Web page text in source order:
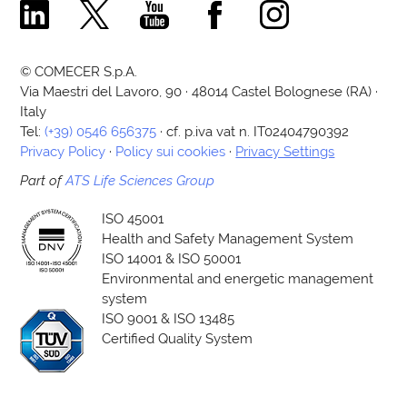
Comecer Linkedin Page
Comecer X PageComecer Youtube Channel
Comecer Facebook Page
Comecer Instagram
© COMECER S.p.A.
Via Maestri del Lavoro, 90 · 48014 Castel Bolognese (RA) ·
Italy
Tel:(+39) 0546 656375 · cf. p.iva vat n. IT02404790392
Privacy Policy · Policy sui cookies · Privacy Settings
Part ofATS Life Sciences Group
ISO 45001
Health and Safety Management System
ISO 14001 & ISO 50001
Environmental and energetic management
system
ISO 9001 & ISO 13485
Certified Quality System